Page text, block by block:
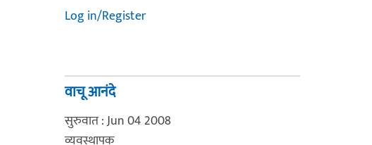
Log in/Register
वाचू आनंदे
सुरुवात : Jun 04 2008
व्यवस्थापक